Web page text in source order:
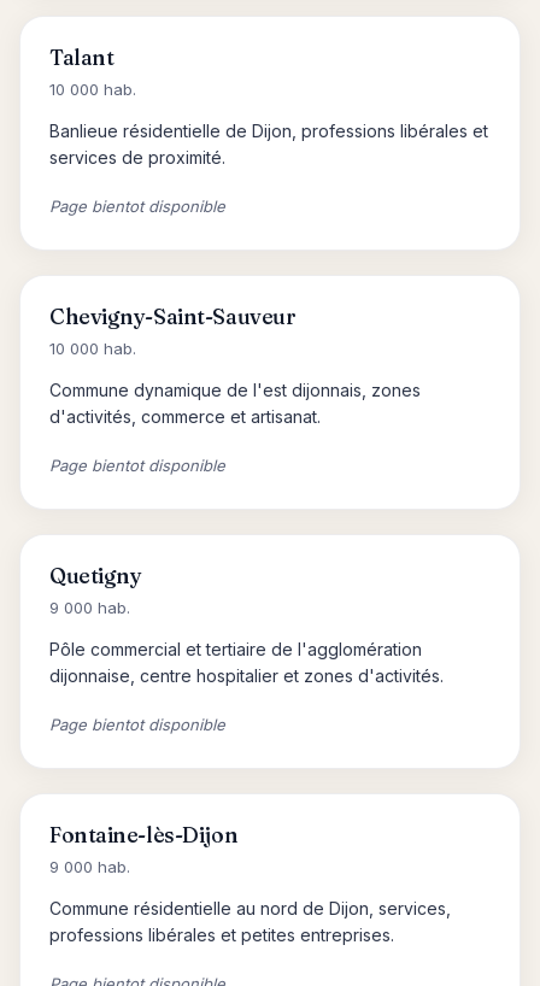
Talant
10 000 hab.
Banlieue résidentielle de Dijon, professions libérales et
services de proximité.
Page bientot disponible
Chevigny-Saint-Sauveur
10 000 hab.
Commune dynamique de l'est dijonnais, zones
d'activités, commerce et artisanat.
Page bientot disponible
Quetigny
9 000 hab.
Pôle commercial et tertiaire de l'agglomération
dijonnaise, centre hospitalier et zones d'activités.
Page bientot disponible
Fontaine-lès-Dijon
9 000 hab.
Commune résidentielle au nord de Dijon, services,
professions libérales et petites entreprises.